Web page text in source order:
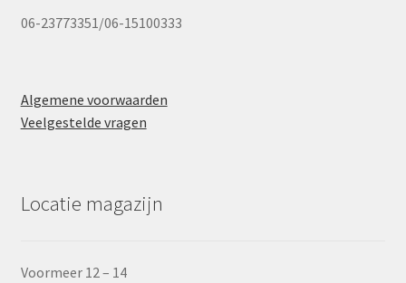
06-23773351/06-15100333
Algemene voorwaarden
Veelgestelde vragen
Locatie magazijn
Voormeer 12 – 14